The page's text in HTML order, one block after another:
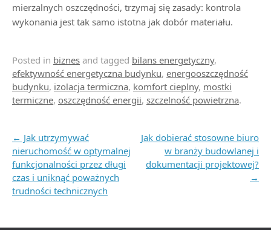
mierzalnych oszczędności, trzymaj się zasady: kontrola
wykonania jest tak samo istotna jak dobór materiału.
Posted in biznes and tagged bilans energetyczny,
efektywność energetyczna budynku, energooszczędność
budynku, izolacja termiczna, komfort cieplny, mostki
termiczne, oszczędność energii, szczelność powietrzna.
Post navigation
← Jak utrzymywać
nieruchomość w optymalnej
funkcjonalności przez długi
czas i uniknąć poważnych
trudności technicznych
Jak dobierać stosowne biuro
w branży budowlanej i
dokumentacji projektowej?
→